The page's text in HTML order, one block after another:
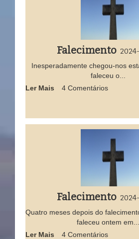
Falecimento
Inesperadamente chegou-nos
faleceu o...
Ler Mais
4 Comentários
Falecimento
Quatro meses depois do
faleceu ontem em...
Ler Mais
4 Comentários